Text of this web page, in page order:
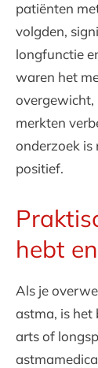
patiënten
volgden,
longfunctie
waren het
overgewicht,
merkten
onderzoek is
positief.
hebt
Als je
astma, is het
arts of